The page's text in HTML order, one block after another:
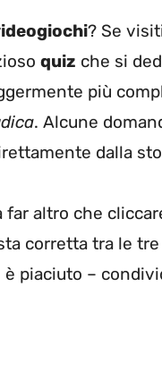
? Se
quiz che si
più
. Alcune
dalla
altro che
corretta tra le
è piaciuto –